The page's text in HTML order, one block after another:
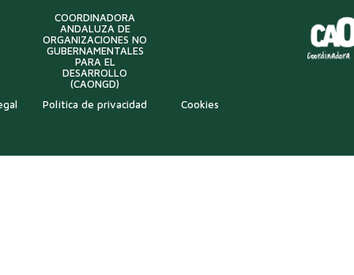
COORDINADORA
ANDALUZA DE
ORGANIZACIONES NO
GUBERNAMENTALES
PARA EL
DESARROLLO
(CAONGD)
Política de privacidad Cookies